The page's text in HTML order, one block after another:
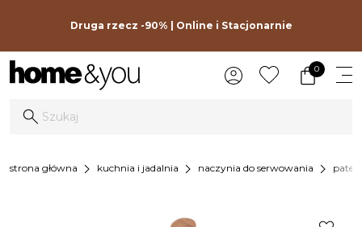
Druga rzecz -90% | Online i Stacjonarnie
0
strona główna chevron_right kuchnia i jadalnia chevron_right naczynia do serwowania chevron_right